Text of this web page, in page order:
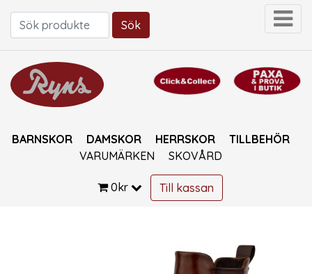
Sök efter:
Sök
BARNSKOR DAMSKOR HERRSKOR
TILLBEHÖR
VARUMÄRKEN
SKOVÅRD
0kr Till kassan